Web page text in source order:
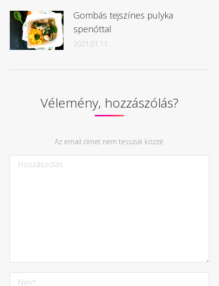
Gombás tejszínes pulyka
spenóttal
2021.01.11.
Vélemény, hozzászólás?
Az email címet nem tesszük közzé.
Hozzászólás
Név *